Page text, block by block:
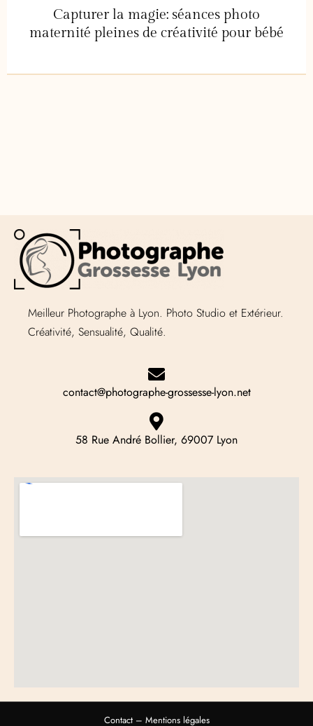
Capturer la magie: séances photo
maternité pleines de créativité pour bébé
Meilleur Photographe à Lyon. Photo Studio et Extérieur.
Créativité, Sensualité, Qualité.
contact@photographe-grossesse-lyon.net
58 Rue André Bollier, 69007 Lyon
Contact– Mentions légales